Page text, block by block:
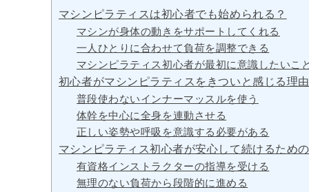
マシンピラティスは初心者でも始められる？
マシンが身体の動きをサポートしてくれる
一人ひとりに合わせて負荷を調整できる
マシンピラティス初心者が最初に意識したいこと
初心者がマシンピラティスをきついと感じる理由
普段使わないインナーマッスルを使う
体幹を中心に全身を連動させる
正しい姿勢や呼吸を意識する必要がある
マシンピラティス初心者が安心して続けるため
有資格インストラクターの指導を受ける
無理のない負荷から段階的に進める